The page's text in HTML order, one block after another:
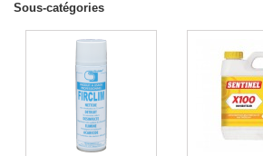
Sous-catégories